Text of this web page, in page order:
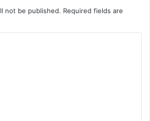
not be published. Required fields are